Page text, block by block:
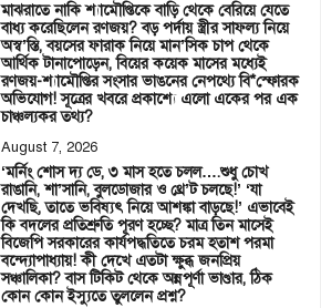
মাঝরাতে নাকি শ্যামৌপ্তিকে বাড়ি থেকে বেরিয়ে যেতে
বাধ্য করেছিলেন রণজয়? বড় পর্দায় স্ত্রীর সাফল্য নিয়ে
অস্ব’স্তি, বয়সের ফারাক নিয়ে মান’সিক চাপ থেকে
আর্থিক টানাপোড়েন, বিয়ের কয়েক মাসের মধ্যেই
রণজয়-শ্যামৌপ্তির সংসার ভাঙনের নেপথ্যে বি*স্ফোরক
অভিযোগ! সূত্রের খবরে প্রকাশ্যে এলো একের পর এক
চাঞ্চল্যকর তথ্য?
August 7, 2026
‘মর্নিং শোস দ্য ডে, ৩ মাস হতে চলল….শুধু চোখ
রাঙানি, শা’সানি, বুলডোজার ও থ্রে’ট চলছে!’ ‘যা
দেখছি, তাতে ভবিষ্যৎ নিয়ে আশঙ্কা বাড়ছে!’ এভাবেই
কি বদলের প্রতিশ্রুতি পূরণ হচ্ছে? মাত্র তিন মাসেই
বিজেপি সরকারের কার্যপদ্ধতিতে চরম হতাশ পরমা
বন্দ্যোপাধ্যায়! কী দেখে এতটা ক্ষুব্ধ জনপ্রিয়
সঞ্চালিকা? বাস টিকিট থেকে অন্নপূর্ণা ভাণ্ডার, ঠিক
কোন কোন ইস্যুতে তুললেন প্রশ্ন?